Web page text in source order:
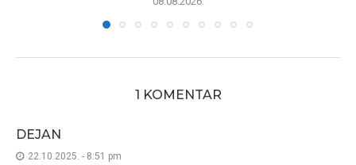
1 KOMENTAR
DEJAN
22.10.2025. - 8:51 pm